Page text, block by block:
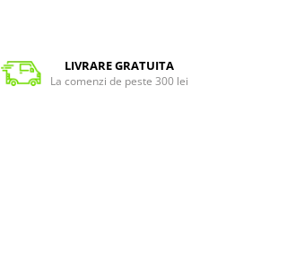
LIVRARE GRATUITA
La comenzi de peste 300 lei